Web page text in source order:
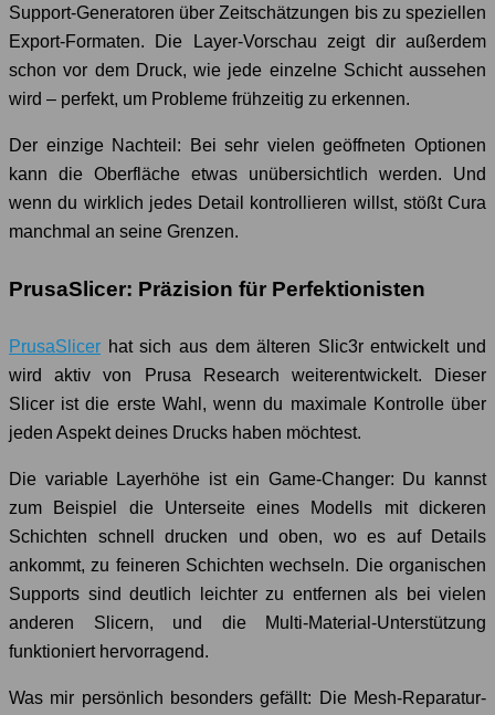
Support-Generatoren über Zeitschätzungen bis zu speziellen
Export-Formaten. Die Layer-Vorschau zeigt dir außerdem
schon vor dem Druck, wie jede einzelne Schicht aussehen
wird – perfekt, um Probleme frühzeitig zu erkennen.
Der einzige Nachteil: Bei sehr vielen geöffneten Optionen
kann die Oberfläche etwas unübersichtlich werden. Und
wenn du wirklich jedes Detail kontrollieren willst, stößt Cura
manchmal an seine Grenzen.
PrusaSlicer: Präzision für Perfektionisten
PrusaSlicer hat sich aus dem älteren Slic3r entwickelt und
wird aktiv von Prusa Research weiterentwickelt. Dieser
Slicer ist die erste Wahl, wenn du maximale Kontrolle über
jeden Aspekt deines Drucks haben möchtest.
Die variable Layerhöhe ist ein Game-Changer: Du kannst
zum Beispiel die Unterseite eines Modells mit dickeren
Schichten schnell drucken und oben, wo es auf Details
ankommt, zu feineren Schichten wechseln. Die organischen
Supports sind deutlich leichter zu entfernen als bei vielen
anderen Slicern, und die Multi-Material-Unterstützung
funktioniert hervorragend.
Was mir persönlich besonders gefällt: Die Mesh-Reparatur-